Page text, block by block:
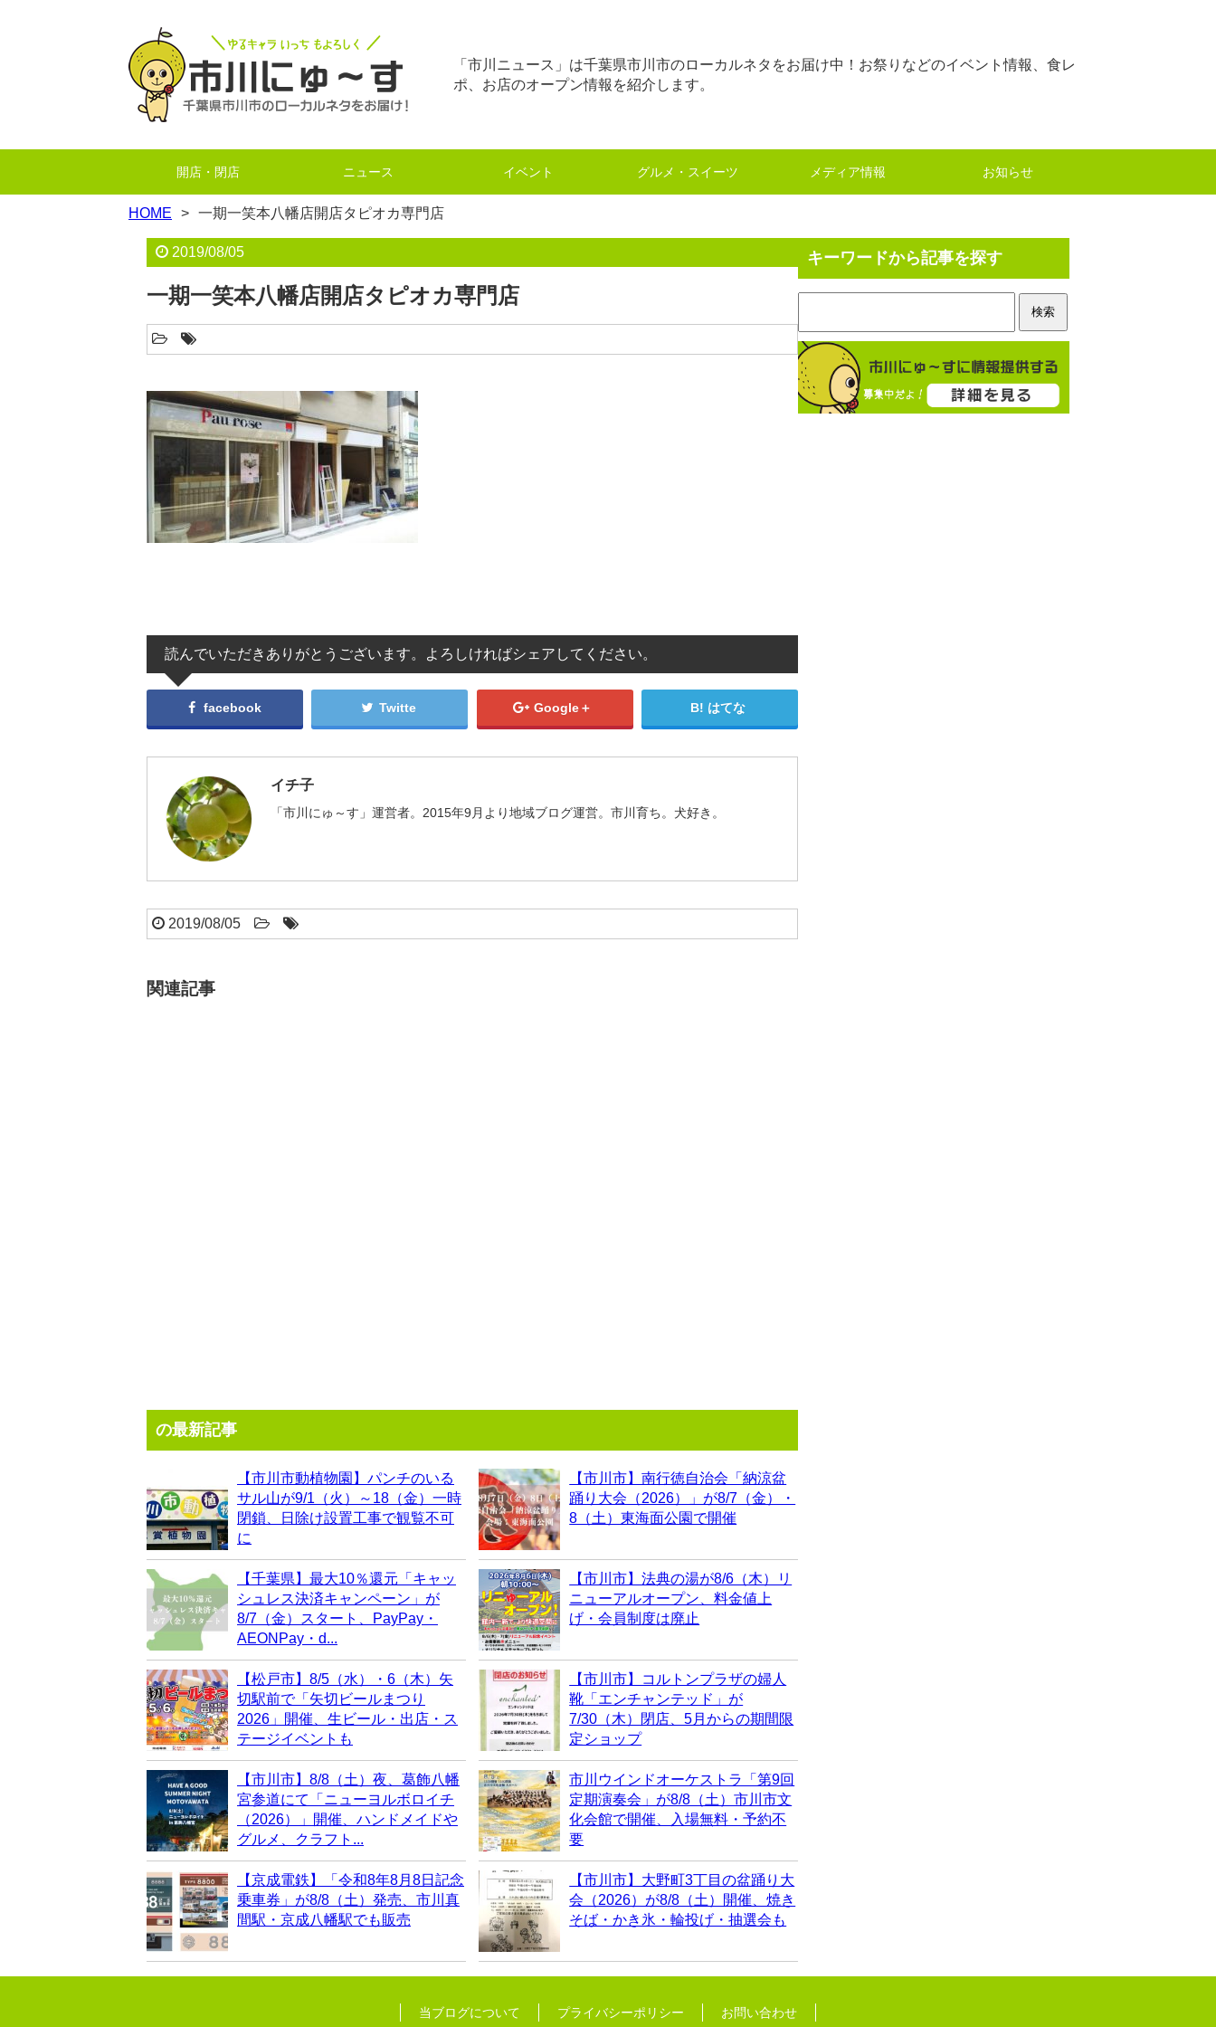
「市川ニュース」は千葉県市川市のローカルネタをお届け中！お祭りなどのイベント情報、食レ
ポ、お店のオープン情報を紹介します。
開店・閉店 ニュース イベント グルメ・スイーツ メディア情報 お知らせ
HOME 一期一笑本八幡店開店タピオカ専門店
2019/08/05
一期一笑本八幡店開店タピオカ専門店
読んでいただきありがとうございます。よろしければシェアしてください。
facebook Twitte Google＋ はてな
イチ子
「市川にゅ～す」運営者。2015年9月より地域ブログ運営。市川育ち。犬好き。
2019/08/05
関連記事
の最新記事
【市川市動植物園】パンチのいる
サル山が9/1（火）～18（金）一時
閉鎖、日除け設置工事で観覧不可
に
【市川市】南行徳自治会「納涼盆
踊り大会（2026）」が8/7（金）・
8（土）東海面公園で開催
【千葉県】最大10％還元「キャッ
シュレス決済キャンペーン」が
8/7（金）スタート、PayPay・
AEONPay・d...
【市川市】法典の湯が8/6（木）リ
ニューアルオープン、料金値上
げ・会員制度は廃止
【松戸市】8/5（水）・6（木）矢
切駅前で「矢切ビールまつり
2026」開催、生ビール・出店・ス
テージイベントも
【市川市】コルトンプラザの婦人
靴「エンチャンテッド」が
7/30（木）閉店、5月からの期間限
定ショップ
【市川市】8/8（土）夜、葛飾八幡
宮参道にて「ニューヨルボロイチ
（2026）」開催、ハンドメイドや
グルメ、クラフト...
市川ウインドオーケストラ「第9回
定期演奏会」が8/8（土）市川市文
化会館で開催、入場無料・予約不
要
【京成電鉄】「令和8年8月8日記念
乗車券」が8/8（土）発売、市川真
間駅・京成八幡駅でも販売
【市川市】大野町3丁目の盆踊り大
会（2026）が8/8（土）開催、焼き
そば・かき氷・輪投げ・抽選会も
キーワードから記事を探す
当ブログについて プライバシーポリシー お問い合わせ